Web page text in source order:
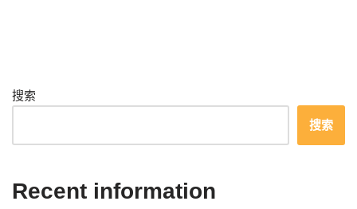
搜索
搜索
Recent information